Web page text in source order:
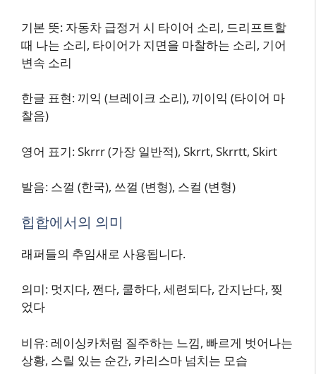
기본 뜻: 자동차 급정거 시 타이어 소리, 드리프트할
때 나는 소리, 타이어가 지면을 마찰하는 소리, 기어
변속 소리
한글 표현: 끼익 (브레이크 소리), 끼이익 (타이어 마
찰음)
영어 표기: Skrrr (가장 일반적), Skrrt, Skrrtt, Skirt
발음: 스껄 (한국), 쓰껄 (변형), 스컬 (변형)
힙합에서의 의미
래퍼들의 추임새로 사용됩니다.
의미: 멋지다, 쩐다, 쿨하다, 세련되다, 간지난다, 찢
었다
비유: 레이싱카처럼 질주하는 느낌, 빠르게 벗어나는
상황, 스릴 있는 순간, 카리스마 넘치는 모습